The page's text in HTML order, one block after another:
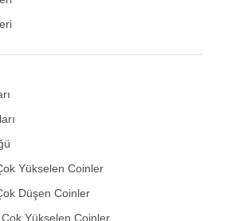
Yükselen Coinler
Düşen Coinler
Yükselen Coinler